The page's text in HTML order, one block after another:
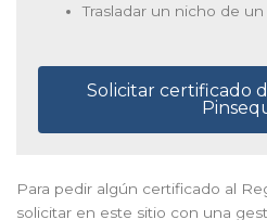
Trasladar un nicho de
Solicitar certificado
Para pedir algún certificado al
solicitar en este sitio con una